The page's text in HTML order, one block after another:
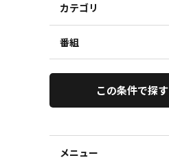
カテゴリ
番組
この条件で探す
メニュー